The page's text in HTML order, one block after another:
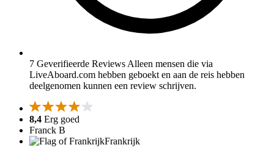
7 Geverifieerde Reviews Alleen mensen die via
LiveAboard.com hebben geboekt en aan de reis hebben
deelgenomen kunnen een review schrijven.
8,4 Erg goed
Franck B
Frankrijk